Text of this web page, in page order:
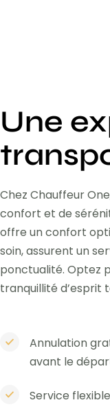
Une
Chez Chauffeur
confort et de
offre un confort
soin, assurent un
ponctualité. Optez
tranquillité d’esprit
Annulation
avant le
Service